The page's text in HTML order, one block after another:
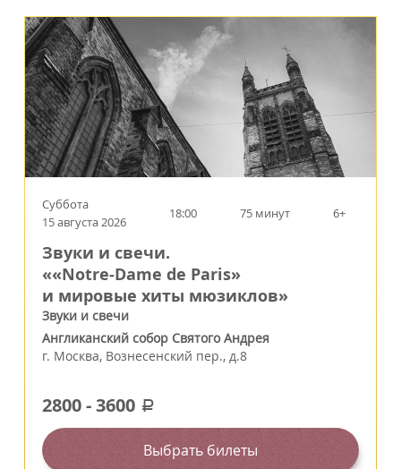
Суббота
15 августа 2026
18:00 75 минут 6+
Звуки и свечи.
««Notre‑Dame de Paris»
и мировые хиты мюзиклов»
Звуки и свечи
Англиканский собор Святого Андрея
г. Москва, Вознесенский пер., д.8
2800-3600 a
Выбрать билеты